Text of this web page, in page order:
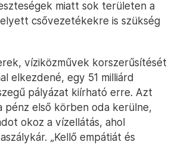
miatt sok területen a
csővezetékekre is szükség
víziközművek korszerűsítését
elkezdené, egy 51 milliárd
pályázat kiírható erre. Azt
pénz első körben oda kerülne,
okoz a vízellátás, ahol
„Kellő empátiát és